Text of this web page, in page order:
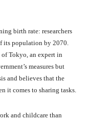
birth rate: researchers
its population by 2070.
Tokyo, an expert in
measures but
and believes that the
it comes to sharing tasks.
and childcare than